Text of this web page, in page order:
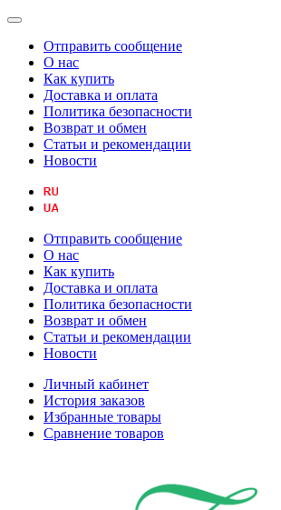
Отправить сообщение
О нас
Как купить
Доставка и оплата
Политика безопасности
Возврат и обмен
Статьи и рекомендации
Новости
Отправить сообщение
О нас
Как купить
Доставка и оплата
Политика безопасности
Возврат и обмен
Статьи и рекомендации
Новости
Личный кабинет
История заказов
Избранные товары
Сравнение товаров